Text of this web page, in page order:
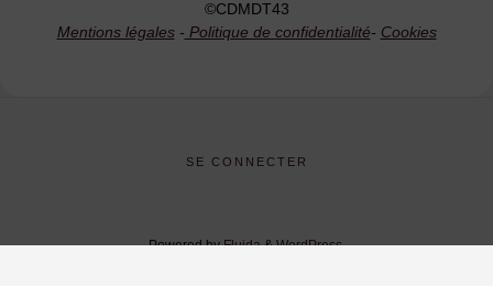
©CDMDT43
Mentions légales- Politique de confidentialité- Cookies
SE CONNECTER
Powered byFluida&WordPress.